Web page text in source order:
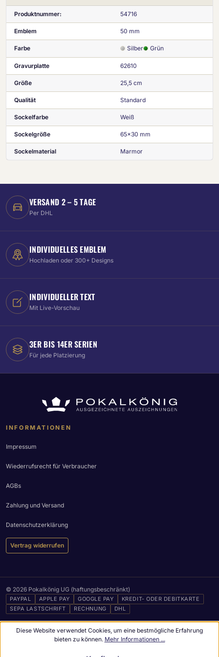
Produktnummer: 54716
Emblem 50 mm
Farbe Silber Grün
Gravurplatte 62610
Größe 25,5 cm
Qualität Standard
Sockelfarbe Weiß
Sockelgröße 65x30 mm
Sockelmaterial Marmor
VERSAND 2 – 5 TAGE
Per DHL
INDIVIDUELLES EMBLEM
Hochladen oder 300+ Designs
INDIVIDUELLER TEXT
Mit Live-Vorschau
3ER BIS 14ER SERIEN
Für jede Platzierung
INFORMATIONEN
Impressum
Wiederrufsrecht für Verbraucher
AGBs
Zahlung und Versand
Datenschutzerklärung
Vertrag widerrufen
© 2026 Pokalkönig UG (haftungsbeschränkt)
PAYPAL APPLE PAY GOOGLE PAY
KREDIT- ODER DEBITKARTE
SEPA LASTSCHRIFT
RECHNUNG DHL
Diese Website verwendet Cookies, um eine bestmögliche Erfahrung
bieten zu können. Mehr Informationen ...